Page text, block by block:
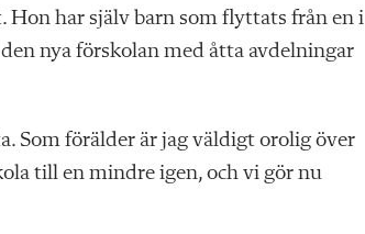
Hon har själv barn som flyttats från en i
nya förskolan med åtta avdelningar
Som förälder är jag väldigt orolig över
till en mindre igen, och vi gör nu